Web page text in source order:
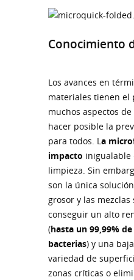
Conocimiento
Los avances en
materiales tienen el
muchos aspectos
hacer posible la
para todos. La
impacto inigualable
limpieza. Sin
son la única
grosor y las
conseguir un alto
(hasta un 99,99%
bacterias) y una
variedad de
zonas críticas o